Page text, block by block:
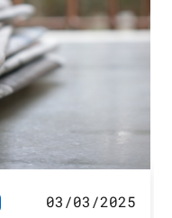
03/03/2025